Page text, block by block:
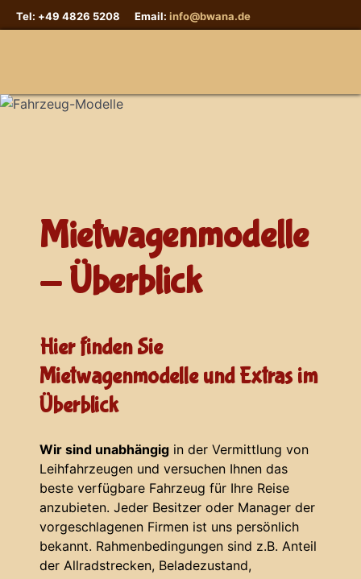
Tel: +49 4826 5208 Email: info@bwana.de
Sprache auswählen
Mietwagenmodelle
- Überblick
Hier finden Sie
Mietwagenmodelle und Extras im
Überblick
Wir sind unabhängig in der Vermittlung von
Leihfahrzeugen und versuchen Ihnen das
beste verfügbare Fahrzeug für Ihre Reise
anzubieten. Jeder Besitzer oder Manager der
vorgeschlagenen Firmen ist uns persönlich
bekannt. Rahmenbedingungen sind z.B. Anteil
der Allradstrecken, Beladezustand,